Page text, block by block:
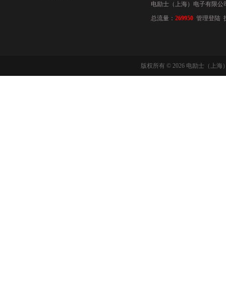
电励士（上海）电子有限公
总流量： 269950 管理登陆
版权所有 © 2026 电励士（上